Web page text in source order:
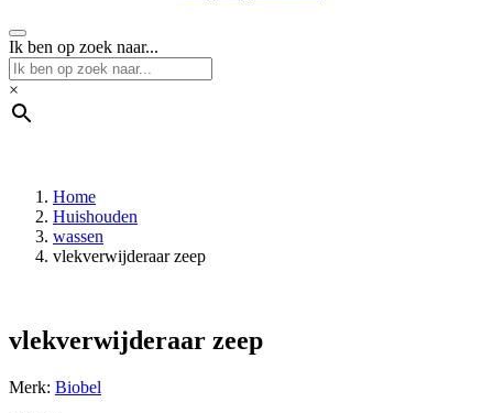
Ik ben op zoek naar...
×
Home
Huishouden
wassen
vlekverwijderaar zeep
vlekverwijderaar zeep
Merk: Biobel